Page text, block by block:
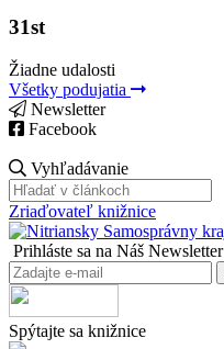
31st
Žiadne udalosti
Všetky podujatia
Newsletter
Facebook
Vyhľadávanie
Zriaďovateľ knižnice
Prihláste sa na Náš Newsletter
Spýtajte sa knižnice